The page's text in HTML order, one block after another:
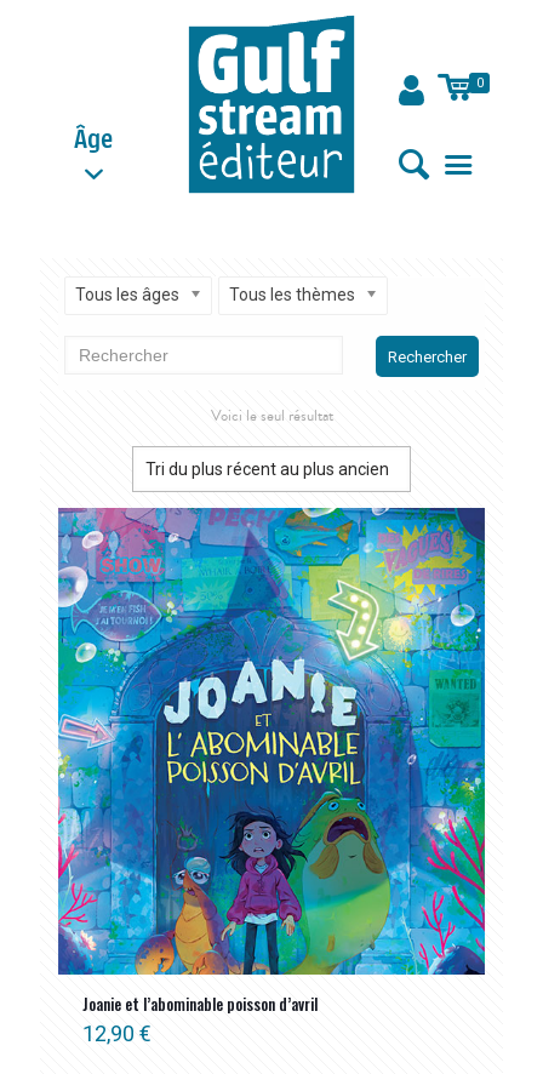
Âge
0
Tous les âges Tous les thèmes
Rechercher
Voici le seul résultat
Joanie et l’abominable poisson d’avril
12,90 €